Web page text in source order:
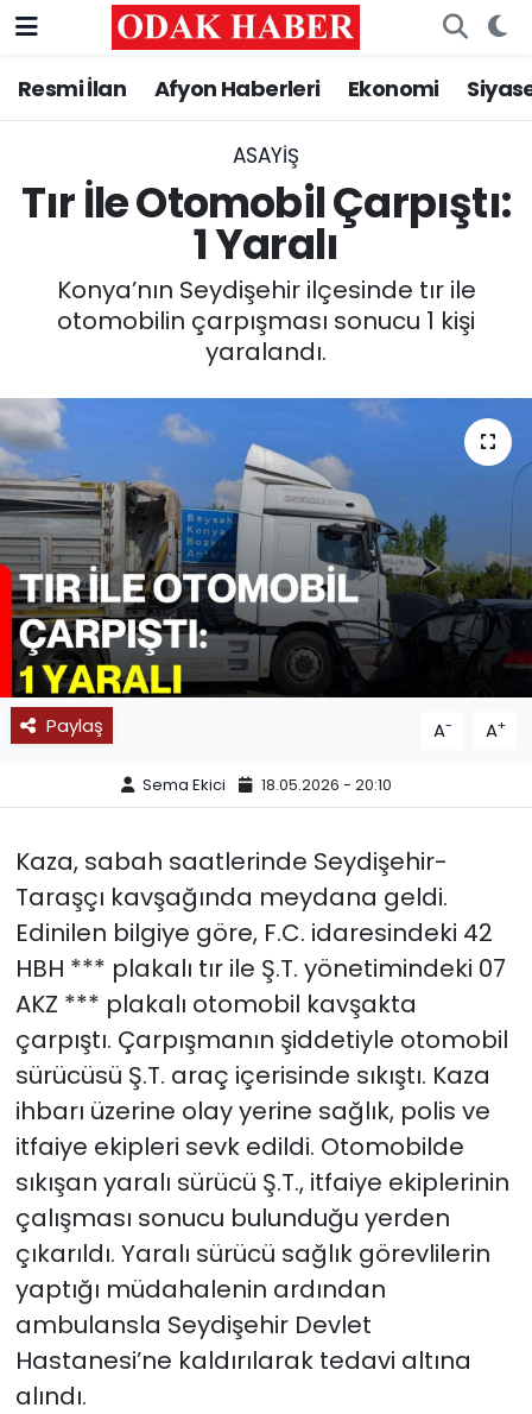
Resmi İlan Afyon Haberleri Ekonomi
ASAYİŞ
Tır İle Otomobil Çarpıştı:
1 Yaralı
Konya’nın Seydişehir ilçesinde tır ile
otomobilin çarpışması sonucu 1 kişi
yaralandı.
Paylaş A- A+
Sema Ekici 18.05.2026 - 20:10
Kaza, sabah saatlerinde Seydişehir-
Taraşçı kavşağında meydana geldi.
Edinilen bilgiye göre, F.C. idaresindeki 42
HBH *** plakalı tır ile Ş.T. yönetimindeki 07
AKZ *** plakalı otomobil kavşakta
çarpıştı. Çarpışmanın şiddetiyle otomobil
sürücüsü Ş.T. araç içerisinde sıkıştı. Kaza
ihbarı üzerine olay yerine sağlık, polis ve
itfaiye ekipleri sevk edildi. Otomobilde
sıkışan yaralı sürücü Ş.T., itfaiye ekiplerinin
çalışması sonucu bulunduğu yerden
çıkarıldı. Yaralı sürücü sağlık görevlilerin
yaptığı müdahalenin ardından
ambulansla Seydişehir Devlet
Hastanesi’ne kaldırılarak tedavi altına
alındı.
AFYONKARAHİSAR HABERLERİ
ASAYİŞ
SİYASET
EĞİTİM
MAGAZİN
SAĞLIK
SPOR
11:11 MANŞET
Nöbetçi Eczaneler
Trafik Durumu
Tüm Manşetler
Son Dakika Haberleri
Haber Arşivi